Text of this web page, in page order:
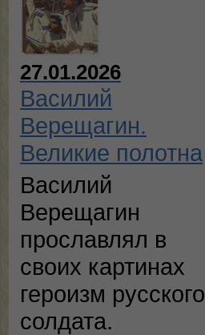
27.01.2026
Василий
Верещагин.
Великие полотна
Василий
Верещагин
прославлял в
своих картинах
героизм русского
солдата.